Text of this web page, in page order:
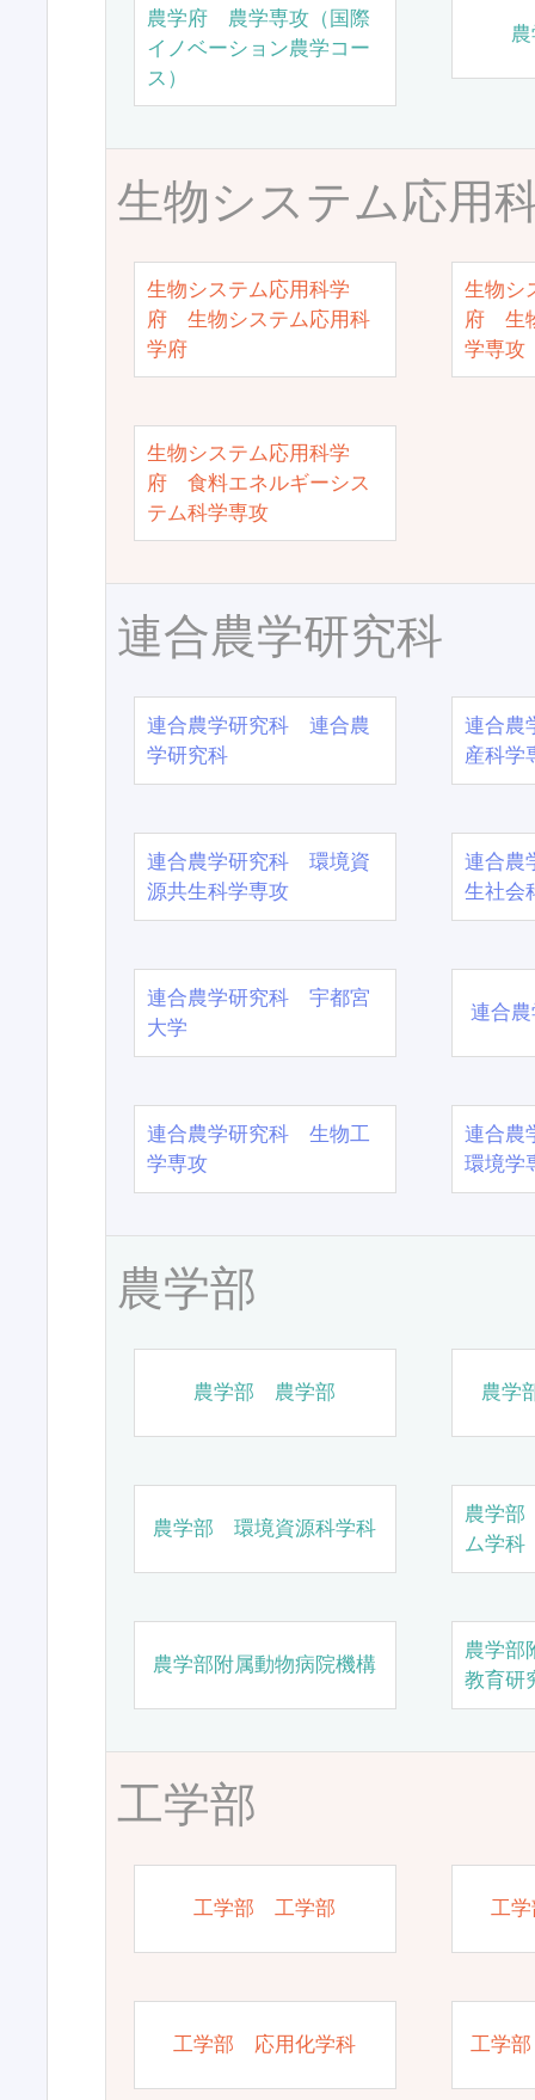
農学府 農学専攻（国際
イノベーション農学コー
ス）
生物システム応用
生物システム応用科学
府 生物システム応用科
学府
生物シ
府 生
学専攻
生物システム応用科学
府 食料エネルギーシス
テム科学専攻
連合農学研究科
連合農学研究科 連合農
学研究科
連合農
産科学
連合農学研究科 環境資
源共生科学専攻
連合農
生社会
連合農学研究科 宇都宮
大学
連合
連合農学研究科 生物工
学専攻
連合農
環境学
農学部
農学部 農学部 農学
農学部 環境資源科学科
農学
ム学科
農学部附属動物病院機構
農学部
教育研
工学部
工学部 工学部 工
工学部 応用化学科 工学